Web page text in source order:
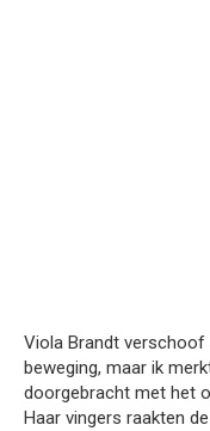
Viola Brandt verschoof
beweging, maar ik
doorgebracht met het
Haar vingers raakten